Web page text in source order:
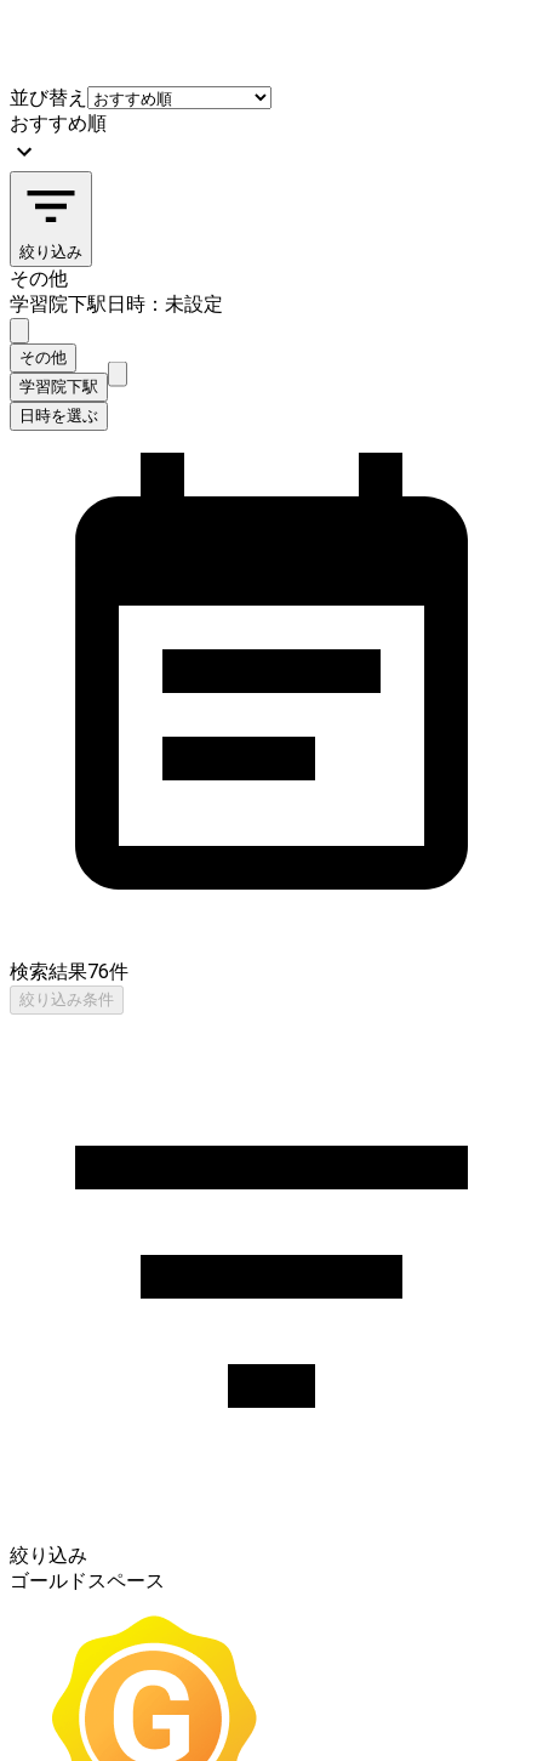
並び替え
おすすめ順
絞り込み
その他
学習院下駅日時：未設定
その他
学習院下駅
日時を選ぶ
検索結果76件
絞り込み条件
絞り込み
ゴールドスペース